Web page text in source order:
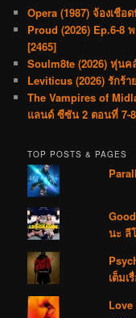
Opera (1987) จ้องเชือ
Proud (2026) Ep.6-8
[2465]
Soulm8te (2026) หุ่นค
Leviticus (2026) รักร้า
The Vampires of
แลนด์ ซีซัน 2 ตอนที่ 7-8
TOP POSTS & PAGES
นะ ลี
เต็มเ
Love